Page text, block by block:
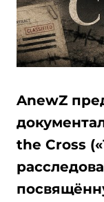
AnewZ
the Cross